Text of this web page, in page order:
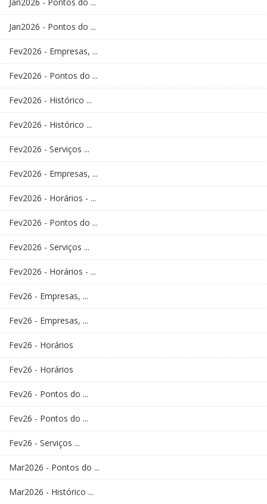
Jan2026 - Pontos do ...
Fev2026 - Empresas, ...
Fev2026 - Pontos do ...
Fev2026 - Histórico ...
Fev2026 - Histórico ...
Fev2026 - Serviços ...
Fev2026 - Empresas, ...
Fev2026 - Horários - ...
Fev2026 - Pontos do ...
Fev2026 - Serviços ...
Fev2026 - Horários - ...
Fev26 - Empresas, ...
Fev26 - Empresas, ...
Fev26 - Horários
Fev26 - Horários
Fev26 - Pontos do ...
Fev26 - Pontos do ...
Fev26 - Serviços ...
Mar2026 - Pontos do ...
Mar2026 - Histórico ...